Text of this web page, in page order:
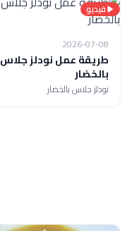
فيديو
2026-07-08
طريقة عمل نودلز جلاس
بالخضار
نودلز جلاس بالخضار